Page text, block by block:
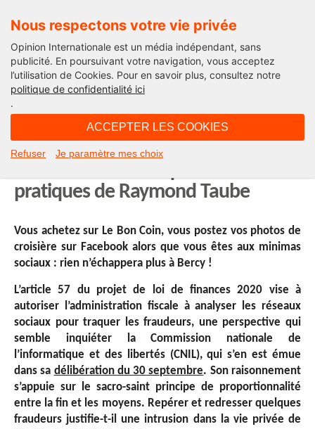
Nous respectons votre vie privée
Opinion Internationale est un média indépendant, sans
publicité. En poursuivant votre navigation, vous acceptez
l’utilisation de Cookies. Pour en savoir plus, consultez notre
politique de confidentialité ici
.
ACCEPTER LES COOKIES
Refuser Je paramètre mes choix
Droits pratiques
La CNIL contre le fisc : David contre
pratiques de Raymond Taube
Vous achetez sur Le Bon Coin, vous postez vos photos de
croisière sur Facebook alors que vous êtes aux minimas
sociaux : rien n’échappera plus à Bercy !
L’article 57 du projet de loi de finances 2020 vise à
autoriser l’administration fiscale à analyser les réseaux
sociaux pour traquer les fraudeurs, une perspective qui
semble inquiéter la Commission nationale de
l’informatique et des libertés (CNIL), qui s’en est émue
dans sa délibération du 30 septembre. Son raisonnement
s’appuie sur le sacro-saint principe de proportionnalité
entre la fin et les moyens. Repérer et redresser quelques
fraudeurs justifie-t-il une intrusion dans la vie privée de